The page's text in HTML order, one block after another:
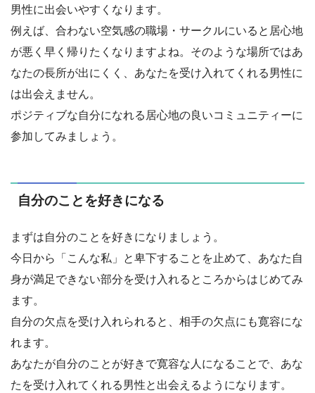
男性に出会いやすくなります。
例えば、合わない空気感の職場・サークルにいると居心地
が悪く早く帰りたくなりますよね。そのような場所ではあ
なたの長所が出にくく、あなたを受け入れてくれる男性に
は出会えません。
ポジティブな自分になれる居心地の良いコミュニティーに
参加してみましょう。
自分のことを好きになる
まずは自分のことを好きになりましょう。
今日から「こんな私」と卑下することを止めて、あなた自
身が満足できない部分を受け入れるところからはじめてみ
ます。
自分の欠点を受け入れられると、相手の欠点にも寛容にな
れます。
あなたが自分のことが好きで寛容な人になることで、あな
たを受け入れてくれる男性と出会えるようになります。